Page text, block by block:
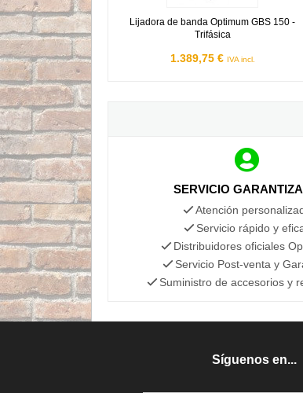
Lijadora de banda Optimum GBS 150 -
Trifásica
1.389,75 € IVA incl.
SERVICIO
Atención
Servicio rápido y
Distribuidores oficiales
Servicio Post-venta y
Suministro de accesorios y
Síguenos en...